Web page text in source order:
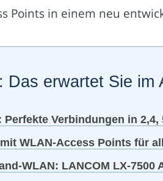
Points in einem neu
Das erwartet Sie im
Verbindungen in 2,4,
WLAN-Access Points für
WLAN: LANCOM LX-7500